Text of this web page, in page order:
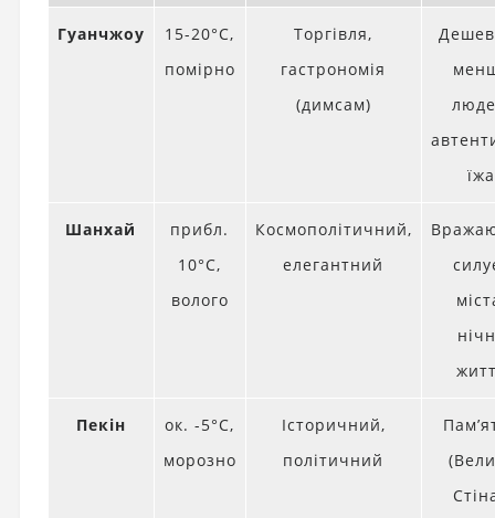
Гуанчжоу
15-20°C,
помірно
Торгівля,
гастрономія
(димсам)
їжа
Шанхай
прибл.
10°C,
волого
Космополітичний,
елегантний
Пекін
ок. -5°C,
морозно
Історичний,
політичний